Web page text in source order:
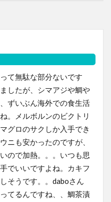
て無駄な部分ないです
したが、シマアジや鯛や
ずいぶん海外での食生活
。メルボルンのビクトリ
グロのサクしか入手でき
ニも安かったのですが、
ので加熱。。。いつも思
でいいですよね。カキフ
そうです。。daboさん
てるんですね、、鯛茶漬